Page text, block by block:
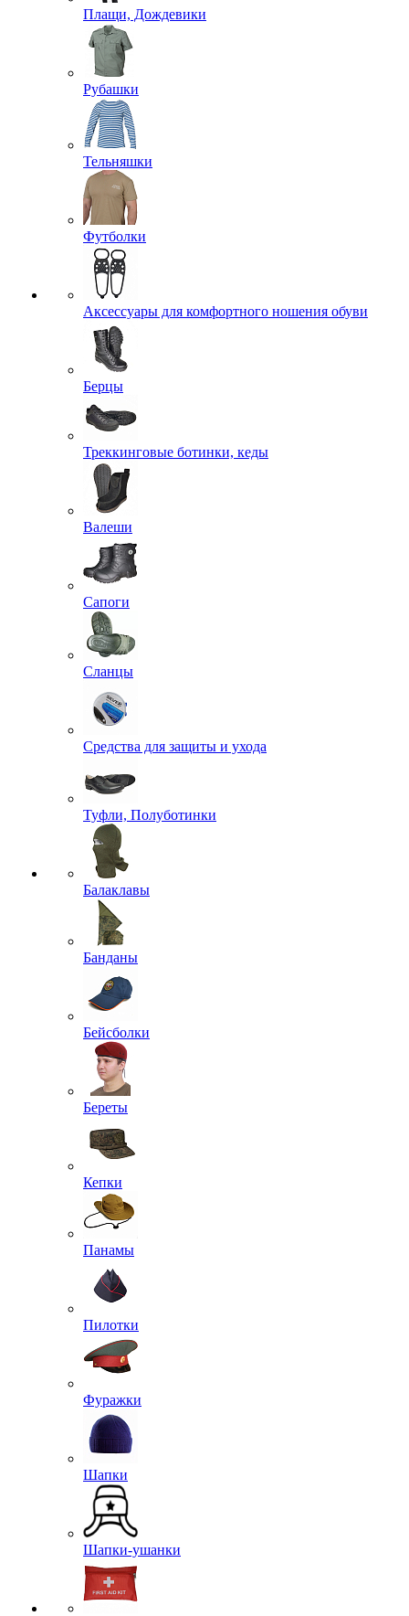
Плащи, Дождевики
Рубашки
Тельняшки
Футболки
Аксессуары для комфортного ношения обуви
Берцы
Треккинговые ботинки, кеды
Валеши
Сапоги
Сланцы
Средства для защиты и ухода
Туфли, Полуботинки
Балаклавы
Банданы
Бейсболки
Береты
Кепки
Панамы
Пилотки
Фуражки
Шапки
Шапки-ушанки